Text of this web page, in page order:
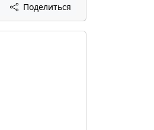
Поделиться